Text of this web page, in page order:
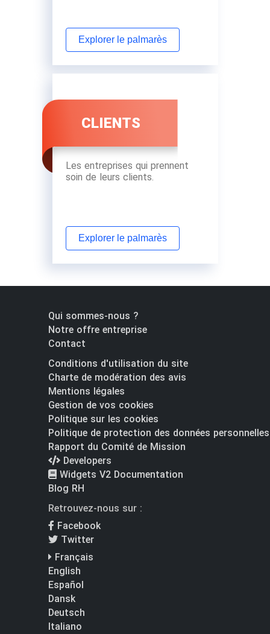
Explorer le palmarès
CLIENTS
Les entreprises qui prennent
soin de leurs clients.
Explorer le palmarès
Qui sommes-nous ?
Notre offre entreprise
Contact
Conditions d'utilisation du site
Charte de modération des avis
Mentions légales
Gestion de vos cookies
Politique sur les cookies
Politique de protection des données personnelles
Rapport du Comité de Mission
Developers
Widgets V2 Documentation
Blog RH
Retrouvez-nous sur :
Facebook
Twitter
Français
English
Español
Dansk
Deutsch
Italiano